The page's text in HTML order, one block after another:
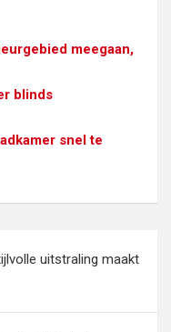
meegaan,
blinds
snel te
uitstraling maakt